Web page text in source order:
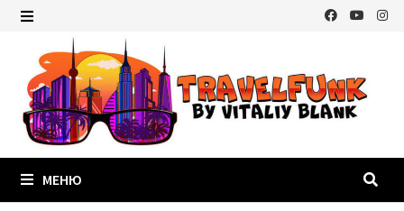
Перейти
содержимому
МЕНЮ